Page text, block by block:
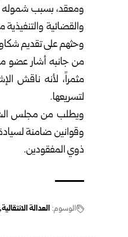
والقضائية
وحثهم على تقديم
من جانبه أشار عضو
مثمراً، لأنه ناقش
لتسريعها.
ويطلب من مجلس
وقوانين ضامنة
ذوي المفقودين.
الوسوم: العدالة الانتقالية